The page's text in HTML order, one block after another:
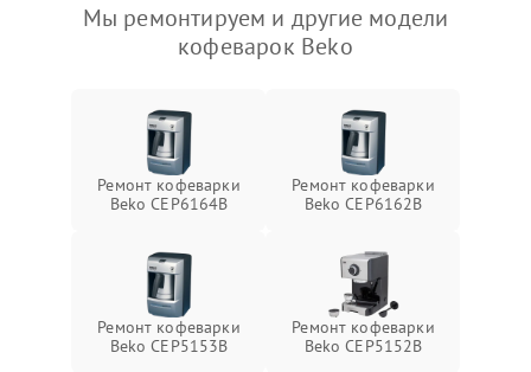
Мы ремонтируем и другие модели
кофеварок Beko
Ремонт кофеварки
Beko CEP6164B
Ремонт кофеварки
Beko CEP6162B
Ремонт кофеварки
Beko CEP5153B
Ремонт кофеварки
Beko CEP5152B